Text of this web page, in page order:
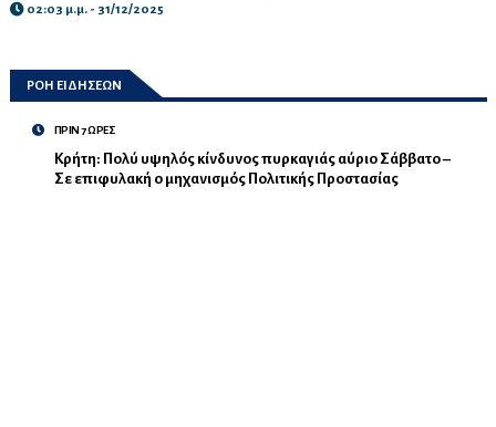
02:03 μ.μ. - 31/12/2025
ΡΟΗ ΕΙΔΗΣΕΩΝ
ΠΡΙΝ 7 ΩΡΕΣ
Κρήτη: Πολύ υψηλός κίνδυνος πυρκαγιάς αύριο Σάββατο –
Σε επιφυλακή ο μηχανισμός Πολιτικής Προστασίας